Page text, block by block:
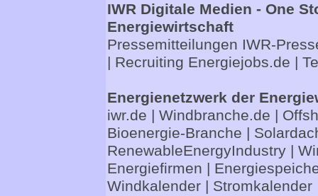
IWR Digitale Medien - One
Energiewirtschaft
Pressemitteilungen IWR-
| Recruiting Energiejobs.de |
Energienetzwerk der
iwr.de | Windbranche.de |
Bioenergie-Branche |
RenewableEnergyIndustry|
Energiefirmen |
Windkalender| Stromkalender